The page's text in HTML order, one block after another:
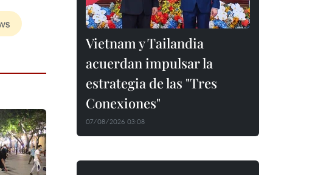
Vietnam y Tailandia
acuerdan impulsar la
estrategia de las "Tres
Conexiones"
07/08/2026 03:08